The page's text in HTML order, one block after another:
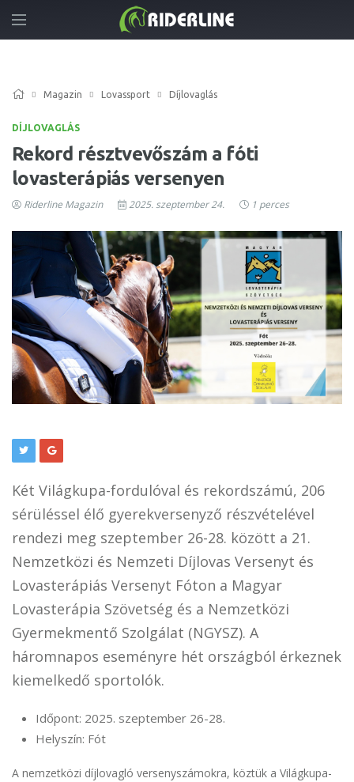
Magazin Lovassport Díjlovaglás
DÍJLOVAGLÁS
Rekord résztvevőszám a fóti
lovasterápiás versenyen
Riderline Magazin 2025. szeptember 24. 1 perces
Két Világkupa-fordulóval és rekordszámú, 206
sérüléssel élő gyerekversenyző részvételével
rendezi meg szeptember 26-28. között a 21.
Nemzetközi és Nemzeti Díjlovas Versenyt és
Lovasterápiás Versenyt Fóton a Magyar
Lovasterápia Szövetség és a Nemzetközi
Gyermekmentő Szolgálat (NGYSZ). A
háromnapos eseményre hét országból érkeznek
kiemelkedő sportolók.
Időpont: 2025. szeptember 26-28.
Helyszín: Fót
A nemzetközi díjlovagló versenyszámokra, köztük a Világkupa-